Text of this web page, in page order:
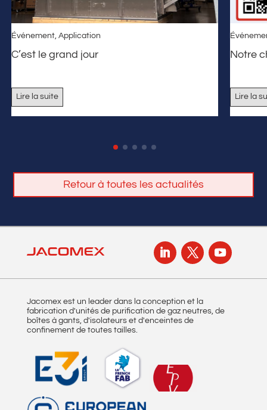
Événement ,Application
C’est le grand jour
Lire la suite
Notre
Lire la
Retour à toutes les actualités
Jacomex est un leader dans la conception et la
fabrication d'unités de purification de gaz neutres, de
boîtes à gants, d'isolateurs et d'enceintes de
confinement de toutes tailles.